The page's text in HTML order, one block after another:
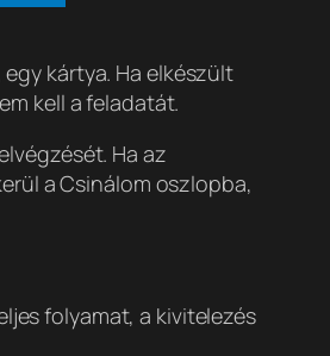
kártya. Ha elkészült
kell a feladatát.
Ha az
a Csinálom oszlopba,
folyamat, a kivitelezés